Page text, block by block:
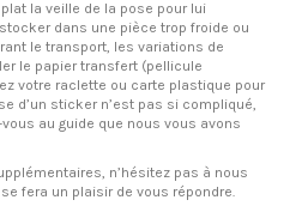
la veille de la pose pour lui
dans une pièce trop froide ou
le transport, les variations de
le papier transfert (pellicule
votre raclette ou carte plastique pour
d’un sticker n’est pas si compliqué,
au guide que nous vous avons
n’hésitez pas à nous
fera un plaisir de vous répondre.